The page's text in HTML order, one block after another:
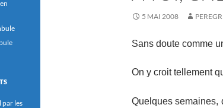
5 MAI 2008
Sans doute comme
On y croit tellement
Quelques semaines,
par les